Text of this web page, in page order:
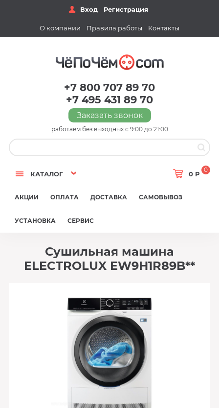
Вход Регистрация
О компании Правила работы Контакты
+7 800 707 89 70
+7 495 431 89 70
Заказать звонок
работаем без выходных с 9:00 до 21:00
КАТАЛОГ 0 Р
0
АКЦИИ ОПЛАТА ДОСТАВКА САМОВЫВОЗ
УСТАНОВКА СЕРВИС
Сушильная машина
ELECTROLUX EW9H1R89B**